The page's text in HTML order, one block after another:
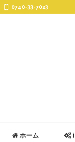
0740-33-7023
ホーム